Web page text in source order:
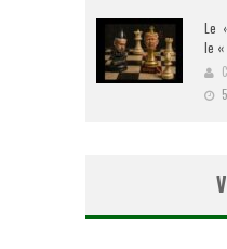
Le
le «